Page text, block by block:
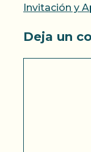
Invitación y
Deja un